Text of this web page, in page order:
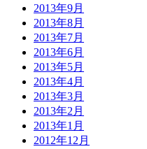
2013年9月
2013年8月
2013年7月
2013年6月
2013年5月
2013年4月
2013年3月
2013年2月
2013年1月
2012年12月